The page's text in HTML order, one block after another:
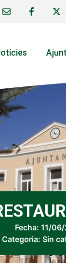
Fecha: 11/
Categoria: Sin